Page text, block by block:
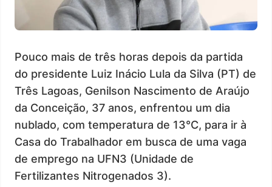
Pouco mais de três horas depois da partida
do presidente Luiz Inácio Lula da Silva (PT) de
Três Lagoas, Genilson Nascimento de Araújo
da Conceição, 37 anos, enfrentou um dia
nublado, com temperatura de 13°C, para ir à
Casa do Trabalhador em busca de uma vaga
de emprego na UFN3 (Unidade de
Fertilizantes Nitrogenados 3).